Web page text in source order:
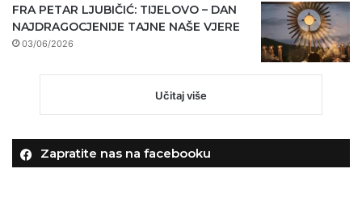
FRA PETAR LJUBIČIĆ: TIJELOVO – DAN
NAJDRAGOCJENIJE TAJNE NAŠE VJERE
03/06/2026
Učitaj više
Zapratite nas na facebooku